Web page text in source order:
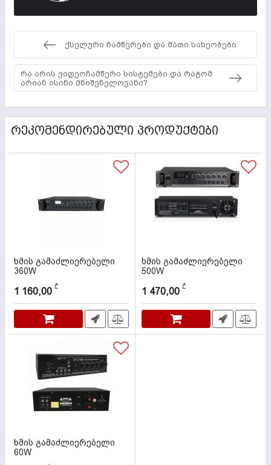
ქსელური ჩამწერები და მათი სახეობები
რა არის ვიდეოჩამწერი სისტემები და რატომ
არიან ისინი მნიშვნელოვანი?
ᲠᲔᲙᲝᲛᲔᲜᲓᲘᲠᲔᲑᲣᲚᲘ ᲞᲠᲝᲓᲣᲥᲢᲔᲑᲘ
ხმის გამაძლიერებელი
360W
PA-6360
1 160,00 ₾
ხმის გამაძლიერებელი
500W
PA-6500
1 470,00 ₾
ხმის გამაძლიერებელი
60W